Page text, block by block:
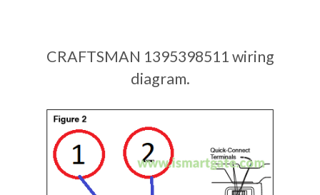
CRAFTSMAN 1395398511 wiring
diagram.